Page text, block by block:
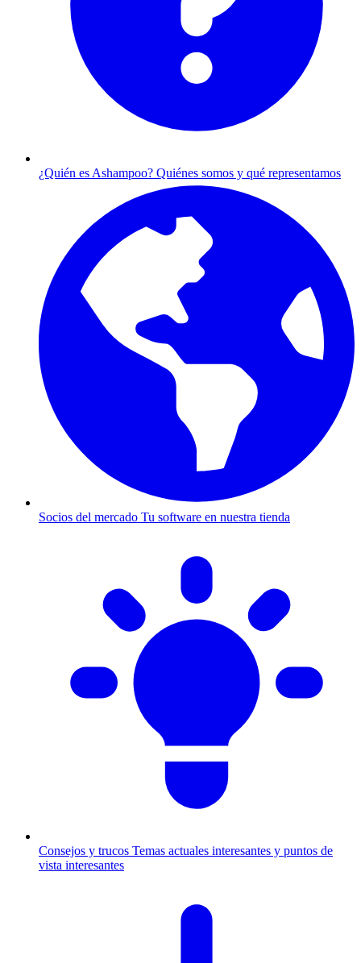
¿Quién es Ashampoo? Quiénes somos y qué representamos
Socios del mercado Tu software en nuestra tienda
Consejos y trucos Temas actuales interesantes y puntos de
vista interesantes